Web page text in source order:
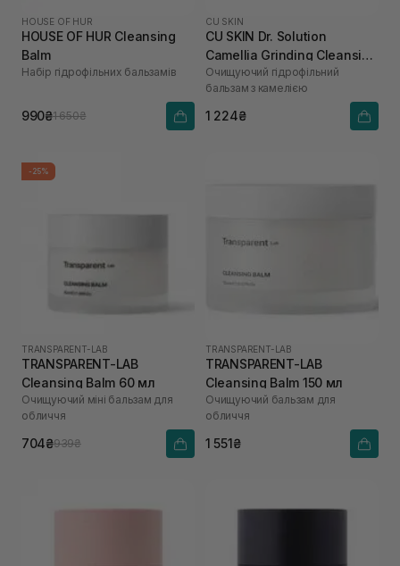
HOUSE OF HUR
HOUSE OF HUR Cleansing
Balm
Набір гідрофільних бальзамів
990₴1 650₴
CU SKIN
CU SKIN Dr. Solution
Camellia Grinding Cleansing
Balm 50 г
Очищуючий гідрофільний
бальзам з камелією
1 224₴
-25%
TRANSPARENT-LAB
TRANSPARENT-LAB
Cleansing Balm 60 мл
Очищуючий міні бальзам для
обличчя
704₴939₴
TRANSPARENT-LAB
TRANSPARENT-LAB
Cleansing Balm 150 мл
Очищуючий бальзам для
обличчя
1 551₴